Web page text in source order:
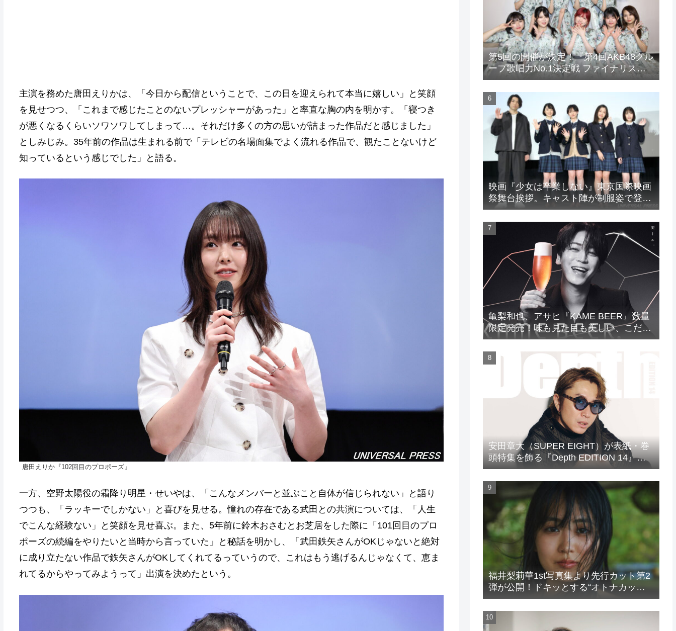
主演を務めた唐田えりかは、「今日から配信ということで、この日を迎えられて本当に嬉しい」と笑顔
を見せつつ、「これまで感じたことのないプレッシャーがあった」と率直な胸の内を明かす。「寝つき
が悪くなるくらいソワソワしてしまって…。それだけ多くの方の思いが詰まった作品だと感じました」
としみじみ。35年前の作品は生まれる前で「テレビの名場面集でよく流れる作品で、観たことないけど
知っているという感じでした」と語る。
唐田えりか『102回目のプロポーズ』
一方、空野太陽役の霜降り明星・せいやは、「こんなメンバーと並ぶこと自体が信じられない」と語り
つつも、「ラッキーでしかない」と喜びを見せる。憧れの存在である武田との共演については、「人生
でこんな経験ない」と笑顔を見せ喜ぶ。また、5年前に鈴木おさむとお芝居をした際に「101回目のプロ
ポーズの続編をやりたいと当時から言っていた」と秘話を明かし、「武田鉄矢さんがOKじゃないと絶対
に成り立たない作品で鉄矢さんがOKしてくれてるっていうので、これはもう逃げるんじゃなくて、恵ま
れてるからやってみようって」出演を決めたという。
第5回の開催が決定！『第4回AKB48グル
ープ歌唱力No.1決定戦 ファイナリスト
LIVE』
映画『少女は卒業しない』東京国際映画
祭舞台挨拶。キャスト陣が制服姿で登
場！
亀梨和也、アサヒ『KAME BEER』数量
限定発売！味も見た目も美しい、こだわ
りのビールがついに完成
安田章大（SUPER EIGHT）が表紙・巻
頭特集を飾る『Depth EDITION 14』が
発売！
福井梨莉華1st写真集より先行カット第2
弾が公開！ドキッとする“オトナカッ
ト”が解禁！